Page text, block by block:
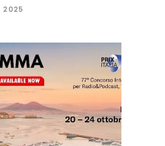
2025